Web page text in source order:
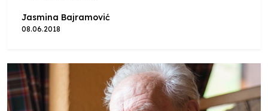
Jasmina Bajramović
08.06.2018